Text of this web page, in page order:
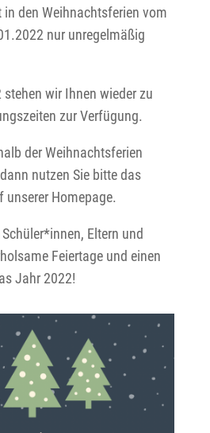
in den Weihnachtsferien vom
nur unregelmäßig
wir Ihnen wieder zu
zur Verfügung.
der Weihnachtsferien
nutzen Sie bitte das
Homepage.
Eltern und
Feiertage und einen
Jahr 2022!